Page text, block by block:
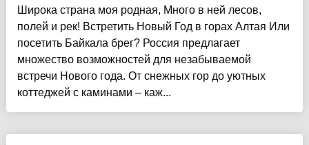
Широка страна моя родная, Много в ней лесов,
полей и рек! Встретить Новый Год в горах Алтая Или
посетить Байкала брег? Россия предлагает
множество возможностей для незабываемой
встречи Нового года. От снежных гор до уютных
коттеджей с каминами – каж...